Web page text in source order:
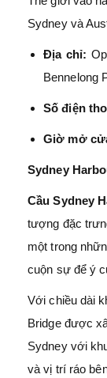
Sydney và
Địa chỉ:
Bennelong
Số điện
Giờ mở
Sydney
Cầu Sydney
tượng đặc
một trong
cuộn sự để ý
Với chiều dài
Bridge được
Sydney với
và vị trí ráo